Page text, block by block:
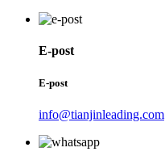
E-post
E-post
info@tianjinleading.com